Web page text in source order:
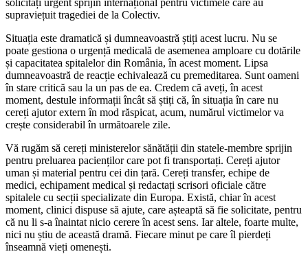
solicitați urgent sprijin internațional pentru victimele care au
supraviețuit tragediei de la Colectiv.
Situația este dramatică și dumneavoastră știți acest lucru. Nu se
poate gestiona o urgență medicală de asemenea amploare cu dotările
și capacitatea spitalelor din România, în acest moment. Lipsa
dumneavoastră de reacție echivalează cu premeditarea. Sunt oameni
în stare critică sau la un pas de ea. Credem că aveți, în acest
moment, destule informații încât să știți că, în situația în care nu
cereți ajutor extern în mod răspicat, acum, numărul victimelor va
crește considerabil în următoarele zile.
Vă rugăm să cereți ministerelor sănătății din statele-membre sprijin
pentru preluarea pacienților care pot fi transportați. Cereți ajutor
uman și material pentru cei din țară. Cereți transfer, echipe de
medici, echipament medical și redactați scrisori oficiale către
spitalele cu secții specializate din Europa. Există, chiar în acest
moment, clinici dispuse să ajute, care așteaptă să fie solicitate, pentru
că nu li s-a înaintat nicio cerere în acest sens. Iar altele, foarte multe,
nici nu știu de această dramă. Fiecare minut pe care îl pierdeți
înseamnă vieți omenești.